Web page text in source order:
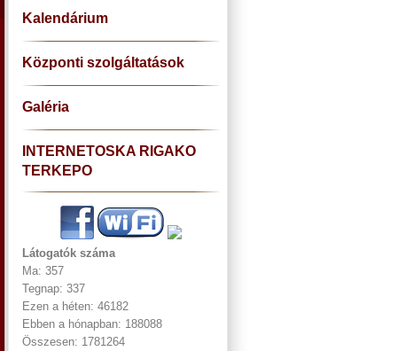
Kalendárium
Központi szolgáltatások
Galéria
INTERNETOSKA RIGAKO
TERKEPO
Látogatók száma
Ma: 357
Tegnap: 337
Ezen a héten: 46182
Ebben a hónapban: 188088
Összesen: 1781264